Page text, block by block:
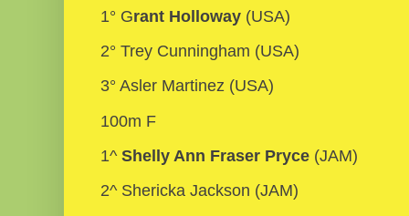
1° Grant Holloway (USA)
2° Trey Cunningham (USA)
3° Asler Martinez (USA)
100m F
1^ Shelly Ann Fraser Pryce (JAM)
2^ Shericka Jackson (JAM)